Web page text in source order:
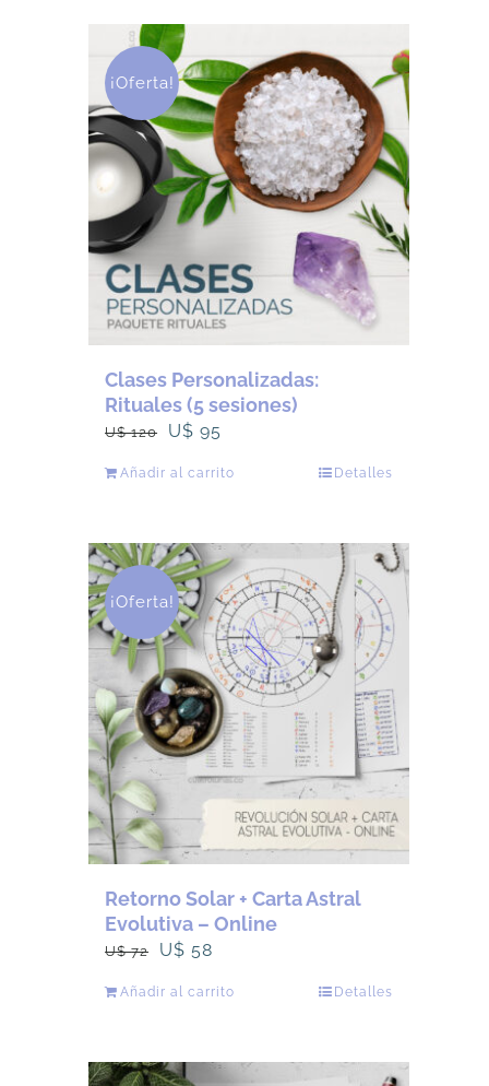
¡Oferta!
Clases Personalizadas:
Rituales (5 sesiones)
U$120
El
U$
120.
U$95
U$
95.
Añadir al carrito Detalles
¡Oferta!
Retorno Solar + Carta Astral
Evolutiva – Online
U$72
El
U$
U$58
U$
Añadir al carrito Detalles